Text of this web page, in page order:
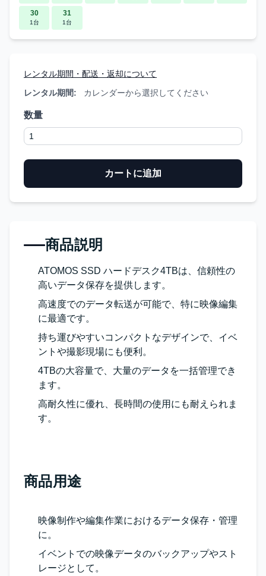
30
1台
31
1台
レンタル期間・配送・返却について
レンタル期間:
カレンダーから選択してください
数量
カートに追加
商品説明
ATOMOS SSD ハードデスク4TBは、信頼性の
高いデータ保存を提供します。
高速度でのデータ転送が可能で、特に映像編集
に最適です。
持ち運びやすいコンパクトなデザインで、イベ
ントや撮影現場にも便利。
4TBの大容量で、大量のデータを一括管理でき
ます。
高耐久性に優れ、長時間の使用にも耐えられま
す。
商品用途
映像制作や編集作業におけるデータ保存・管理
に。
イベントでの映像データのバックアップやスト
レージとして。